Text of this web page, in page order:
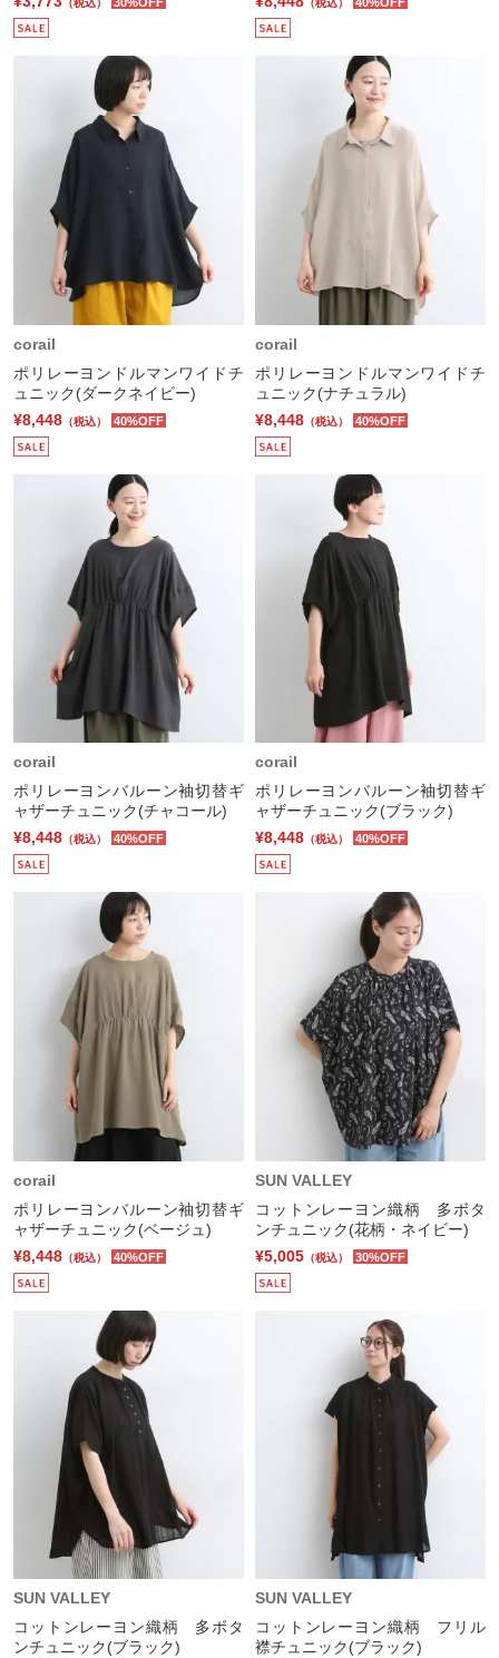
（税込） 30%OFF （税込） 40%OFF
corail
ポリレーヨンドルマンワイドチ
ュニック(ダークネイビー)
¥8,448 （税込） 40%OFF
corail
ポリレーヨンドルマンワイドチ
ュニック(ナチュラル)
¥8,448 （税込） 40%OFF
corail
ポリレーヨンバルーン袖切替ギ
ャザーチュニック(チャコール)
¥8,448 （税込） 40%OFF
corail
ポリレーヨンバルーン袖切替ギ
ャザーチュニック(ブラック)
¥8,448 （税込） 40%OFF
corail
ポリレーヨンバルーン袖切替ギ
ャザーチュニック(ベージュ)
¥8,448 （税込） 40%OFF
SUN VALLEY
コットンレーヨン織柄 多ボタ
ンチュニック(花柄・ネイビー)
¥5,005 （税込） 30%OFF
SUN VALLEY
コットンレーヨン織柄 多ボタ
ンチュニック(ブラック)
SUN VALLEY
コットンレーヨン織柄 フリル
襟チュニック(ブラック)